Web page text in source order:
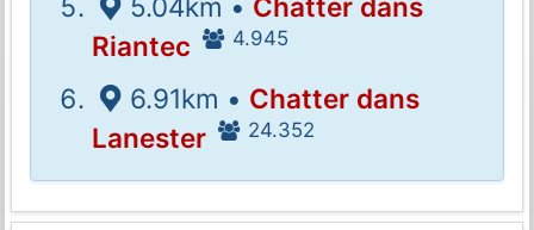
Riantec
4.945
6.91km • Chatter dans
Lanester
24.352